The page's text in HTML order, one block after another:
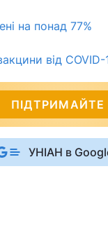
на понад 77%
від COVID-
ПІДТРИМАЙТЕ
УНІАН в